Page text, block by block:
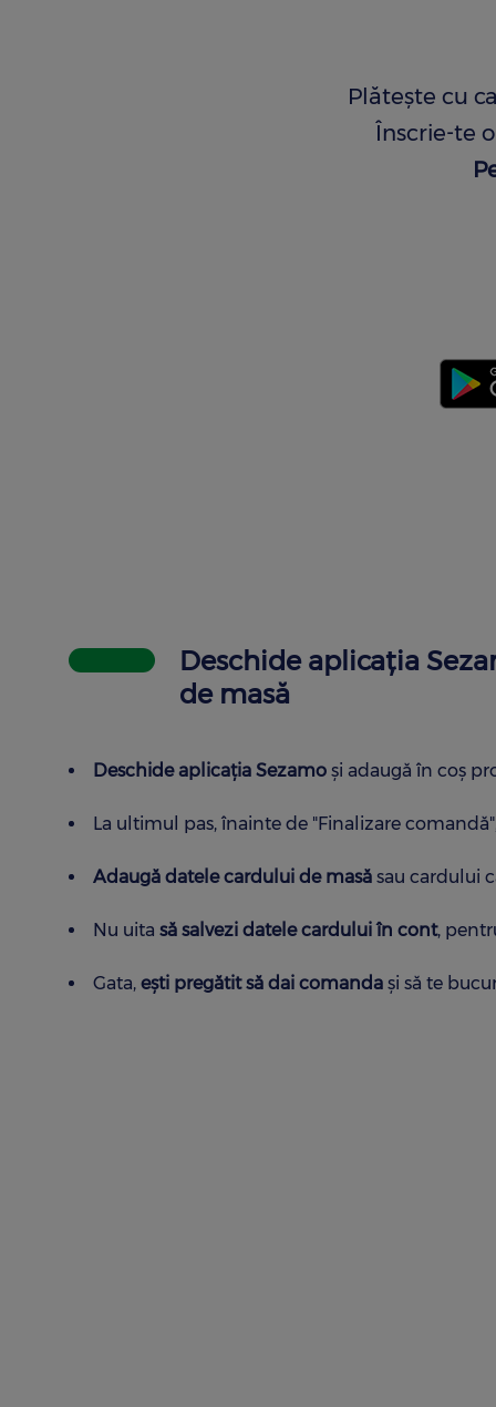
Plătește cu
Înscrie-te
Deschide aplicaţia
de masă
Deschide aplicaţia Sezamo și adaugă în coș
La ultimul pas, înainte de "Finalizare
Adaugă datele cardului de masă sau cardului
Nu uita să salvezi datele cardului în cont,
Gata, ești pregătit să dai comanda și să te